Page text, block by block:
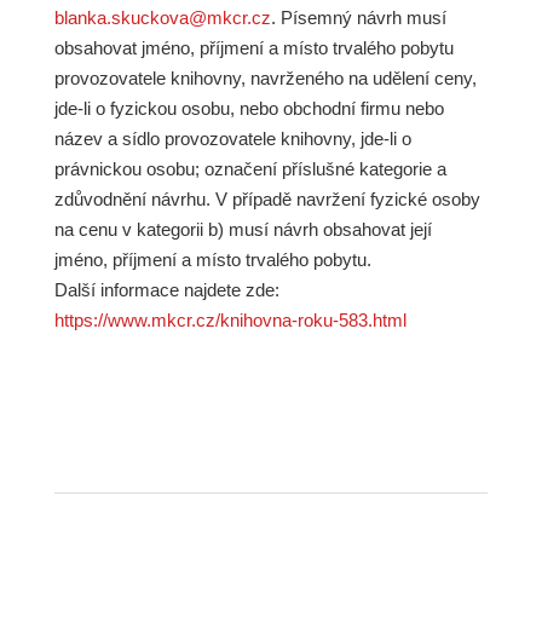
blanka.skuckova@mkcr.cz. Písemný návrh musí
obsahovat jméno, příjmení a místo trvalého pobytu
provozovatele knihovny, navrženého na udělení ceny,
jde-li o fyzickou osobu, nebo obchodní firmu nebo
název a sídlo provozovatele knihovny, jde-li o
právnickou osobu; označení příslušné kategorie a
zdůvodnění návrhu. V případě navržení fyzické osoby
na cenu v kategorii b) musí návrh obsahovat její
jméno, příjmení a místo trvalého pobytu.
Další informace najdete zde:
https://www.mkcr.cz/knihovna-roku-583.html